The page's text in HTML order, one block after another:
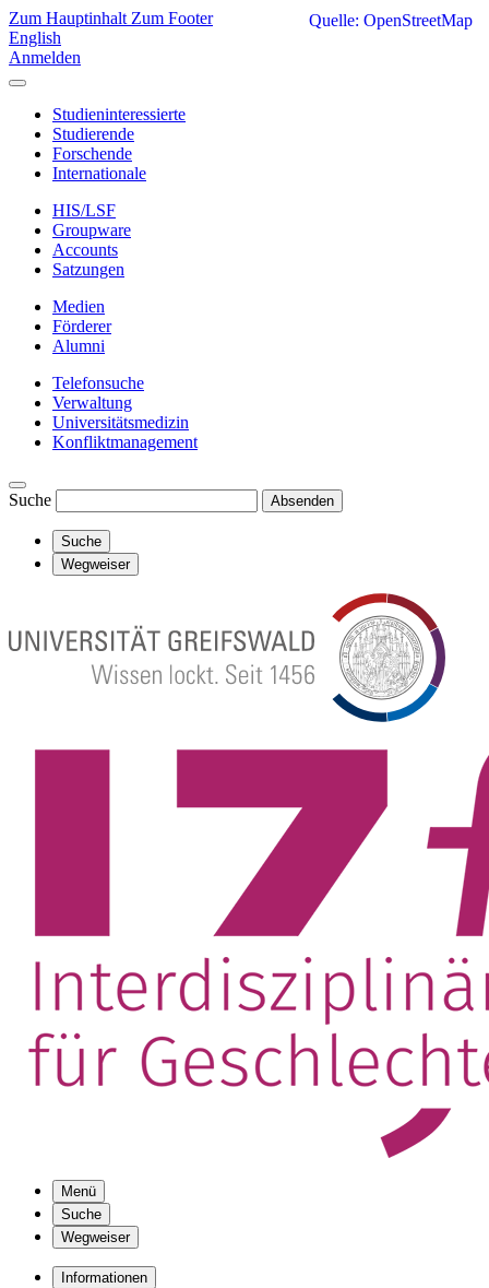
Zum Hauptinhalt Zum Footer
English
Anmelden
Studieninteressierte
Studierende
Forschende
Internationale
HIS/LSF
Groupware
Accounts
Satzungen
Medien
Förderer
Alumni
Telefonsuche
Verwaltung
Universitätsmedizin
Konfliktmanagement
Suche Absenden
Suche
Wegweiser
Menü
Suche
Wegweiser
Informationen
Quelle: OpenStreetMap